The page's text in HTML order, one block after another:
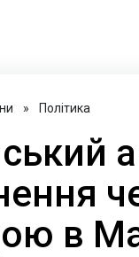
» Політика
в